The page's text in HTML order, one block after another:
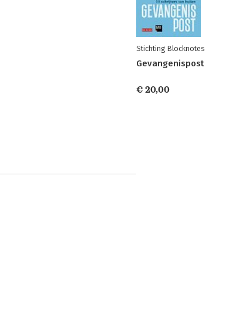
Stichting Blocknotes
Gevangenispost
€ 20,00